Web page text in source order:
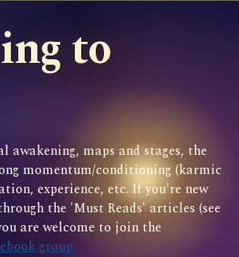
to
maps and stages, the
momentum/conditioning (karmic
experience, etc. If you're new
the 'Must Reads' articles (see
are welcome to join the
group